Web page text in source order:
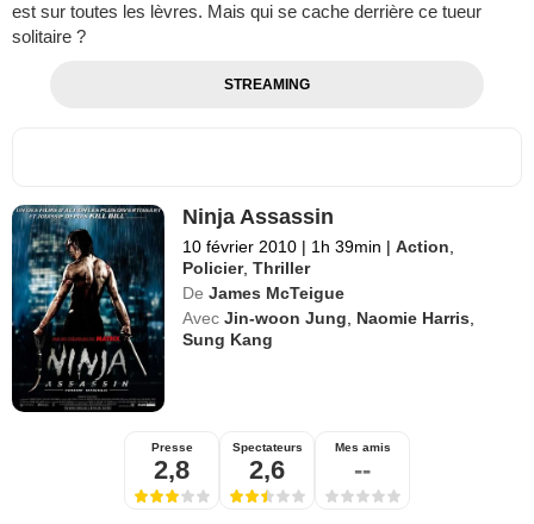
est sur toutes les lèvres. Mais qui se cache derrière ce tueur
solitaire ?
STREAMING
Ninja Assassin
10 février 2010 | 1h 39min | Action,
Policier,Thriller
De James McTeigue
Avec Jin-woon Jung, Naomie Harris,
Sung Kang
Presse
2,8
Spectateurs
2,6
Mes amis
--